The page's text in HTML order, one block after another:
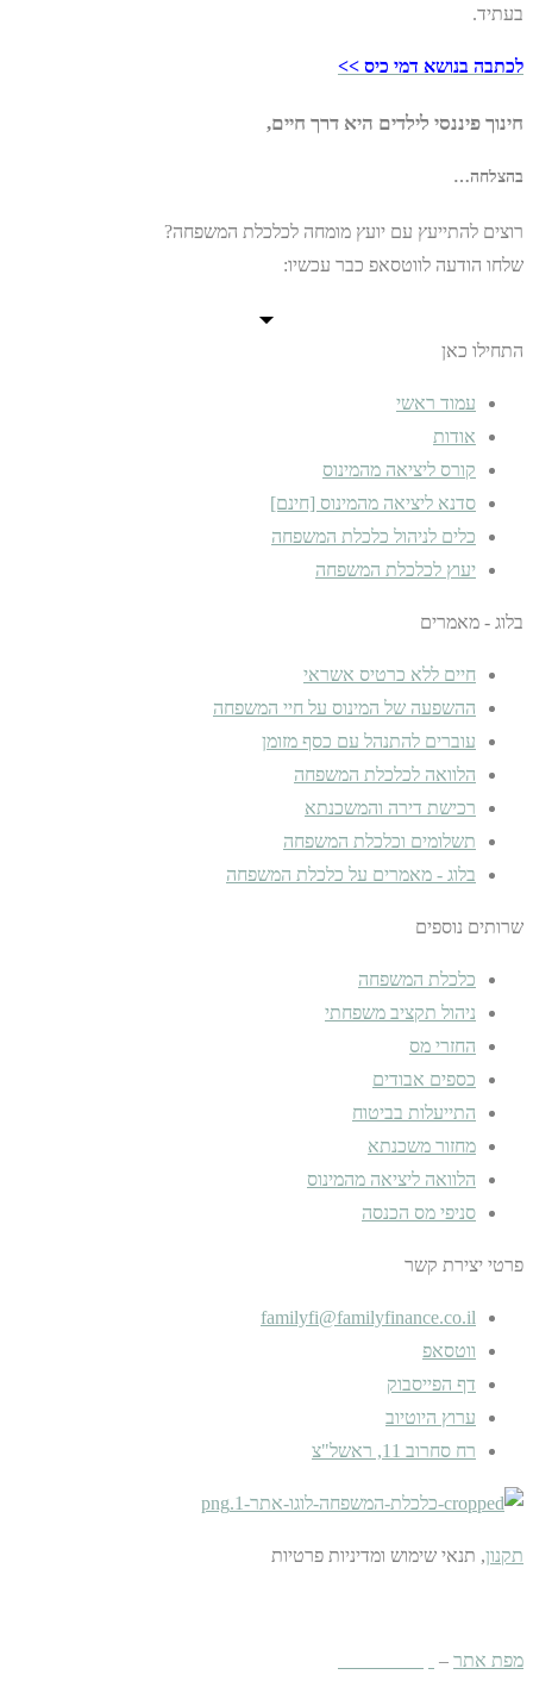
בעתיד.
לכתבה בנושא דמי כיס >>
חינוך פיננסי לילדים היא דרך חיים,
בהצלחה…
רוצים להתייעץ עם יועץ מומחה לכלכלת המשפחה?
שלחו הודעה לווטסאפ כבר עכשיו:
התחילו כאן
עמוד ראשי
אודות
קורס ליציאה מהמינוס
סדנא ליציאה מהמינוס [חינם]
כלים לניהול כלכלת המשפחה
יעוץ לכלכלת המשפחה
בלוג - מאמרים
חיים ללא כרטיס אשראי
ההשפעה של המינוס על חיי המשפחה
עוברים להתנהל עם כסף מזומן
הלוואה לכלכלת המשפחה
רכישת דירה והמשכנתא
תשלומים וכלכלת המשפחה
בלוג - מאמרים על כלכלת המשפחה
שרותים נוספים
כלכלת המשפחה
ניהול תקציב משפחתי
החזרי מס
כספים אבודים
התייעלות בביטוח
מחזור משכנתא
הלוואה ליציאה מהמינוס
סניפי מס הכנסה
פרטי יצירת קשר
familyfi@familyfinance.co.il
ווטסאפ
דף הפייסבוק
ערוץ היוטיוב
רח סחרוב 11, ראשל"צ
תקנון, תנאי שימוש ומדיניות פרטיות
מפת אתר –